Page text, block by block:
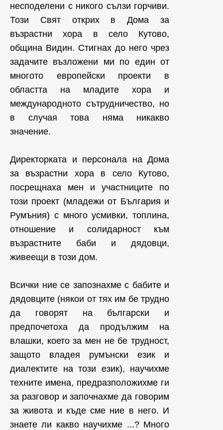
несподелени с никого сълзи горчиви.
Този Свят открих в Дома за
възрастни хора в село Кутово,
община Видин. Стигнах до него чрез
задачите възложени ми по един от
многото европейски проекти в
областта на младите хора и
международното сътрудничество, но
в случая това няма никакво
значение.
Директорката и персонала на Дома
за възрастни хора в село Кутово,
посрещнаха мен и участниците по
този проект (младежи от България и
Румъния) с много усмивки, топлина,
отношение и солидарност към
възрастните баби и дядовци,
живеещи в този дом.
Всички ние се запознахме с бабите и
дядовците (някои от тях им бе трудно
да говорят на български и
предпочетоха да продължим на
влашки, което за мен не бе трудност,
защото владея румънски език и
диалектите на този език), научихме
техните имена, предразположихме ги
за разговор и започнахме да говорим
за живота и къде сме ние в него. И
знаете ли какво научихме ...? Много